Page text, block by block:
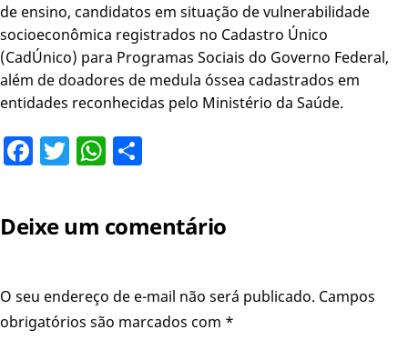
de ensino, candidatos em situação de vulnerabilidade
socioeconômica registrados no Cadastro Único
(CadÚnico) para Programas Sociais do Governo Federal,
além de doadores de medula óssea cadastrados em
entidades reconhecidas pelo Ministério da Saúde.
Facebook
TwitterWhatsApp
Deixe um comentário
O seu endereço de e-mail não será publicado. Campos
obrigatórios são marcados com *